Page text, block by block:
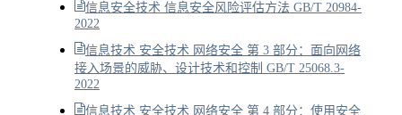
信息安全技术 信息安全风险评估方法 GB/T 20984-
2022
信息技术 安全技术 网络安全 第 3 部分：面向网络
接入场景的威胁、设计技术和控制 GB/T 25068.3-
2022
信息技术 安全技术 网络安全 第 4 部分：使用安全